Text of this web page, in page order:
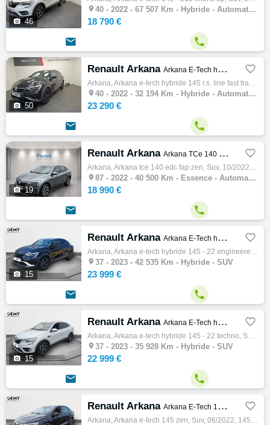
 46
 40 - 2022 - 67 507 Km - Hybride - Automatique - SUV
18 790 €
 
 50
Renault Arkana Arkana E-Tech hybride 145 R.S. Line Fast Track 5p 
Arkana, Arkana e-tech hybride 145 r.s. line fast track 5p, Suv, 10/2022, 5cv, 32194 km, 5 portes, Clim. auto, Hybride, Boite de vitesse aut…
 40 - 2022 - 32 194 Km - Hybride - Automatique - SUV
23 290 €
 
 19
Renault Arkana Arkana TCe 140 EDC FAP Zen 
Arkana, Arkana tce 140 edc fap zen, Suv, 10/2022, 140ch, 7cv, 40500 km, 5 portes, 5 places, Essence, Boite de vitesse automatique, Couleur …
 87 - 2022 - 40 500 Km - Essence - Automatique - SUV
18 990 €
 
 15
Renault Arkana Arkana E-Tech hybride 145 - 22 Engineered 
Arkana, Arkana e-tech hybride 145 - 22 engineered, Suv, 07/2023, 145ch, 5cv, 42535 km, 5 portes, 5 places, Clim. auto, Hybride, Régulateur …
 37 - 2023 - 42 535 Km - Hybride - SUV
23 999 €
 
 15
Renault Arkana Arkana E-Tech hybride 145 - 22 Techno 
Arkana, Arkana e-tech hybride 145 - 22 techno, Suv, 09/2023, 145ch, 5cv, 35928 km, 5 portes, 5 places, Clim. auto, Hybride, Régulateur de v…
 37 - 2023 - 35 928 Km - Hybride - SUV
22 999 €
 
Renault Arkana Arkana E-Tech 145 Zen 
Arkana, Arkana e-tech 145 zen, Suv, 06/2022, 145ch, 5cv, 54167 km, 5 portes, 5 places, Clim. auto, Hybride, Régulateur de vitesse, Abs, Ant…